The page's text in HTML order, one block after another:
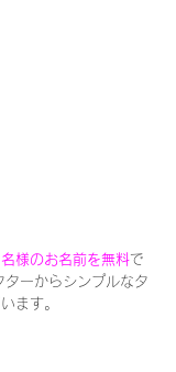
名様のお名前を無料で
ーからシンプルなタ
ます。